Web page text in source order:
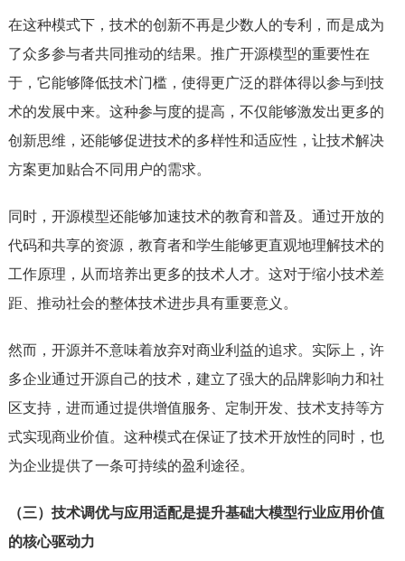
在这种模式下，技术的创新不再是少数人的专利，而是成为
了众多参与者共同推动的结果。推广开源模型的重要性在
于，它能够降低技术门槛，使得更广泛的群体得以参与到技
术的发展中来。这种参与度的提高，不仅能够激发出更多的
创新思维，还能够促进技术的多样性和适应性，让技术解决
方案更加贴合不同用户的需求。
同时，开源模型还能够加速技术的教育和普及。通过开放的
代码和共享的资源，教育者和学生能够更直观地理解技术的
工作原理，从而培养出更多的技术人才。这对于缩小技术差
距、推动社会的整体技术进步具有重要意义。
然而，开源并不意味着放弃对商业利益的追求。实际上，许
多企业通过开源自己的技术，建立了强大的品牌影响力和社
区支持，进而通过提供增值服务、定制开发、技术支持等方
式实现商业价值。这种模式在保证了技术开放性的同时，也
为企业提供了一条可持续的盈利途径。
（三）技术调优与应用适配是提升基础大模型行业应用价值
的核心驱动力